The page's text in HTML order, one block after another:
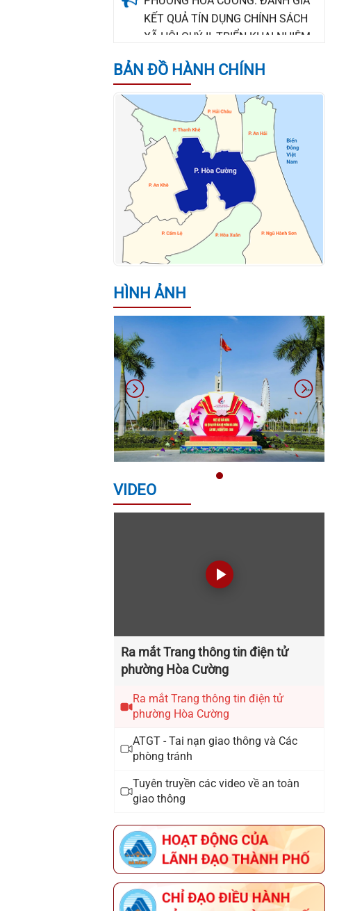
XÃ HỘI QUÝ II, TRIỂN KHAI NHIỆM
VỤ QUÝ III NĂM 2026
Thông báo tuyển dụng lao động
hợp đồng chuyên môn, nghiệp vụ
làm việc tại Trạm Y tế phường Hòa
Cường
UBND PHƯỜNG HÒA CƯỜNG
CÔNG BỐ QUYẾT ĐỊNH BỔ NHIỆM
GIÁM ĐỐC TRUNG TÂM PHỤC VỤ
HÀNH CHÍNH CÔNG
THÔNG BÁO VỀ VIỆC TUYỂN NHÂN
NHIỆM VỤ CÔNG CHỨC TẠI ĐẢNG
ỦY PHƯỜNG HÒA CƯỜNG, THÀNH
PHỐ ĐÀ NẴNG
Quyết định về việc giao kế hoạch
thu, nộp Quỹ Phòng, chống thiên tai
năm 2026
KẾ HOẠCH TỔ CHỨC CUỘC THI
TRÌNH DIỄN LÂN - SƯ - RỒNG HÒA
CƯỜNG - ĐÀ NẴNG MỞ RỘNG NĂM
2026
VÀ ĐÀO TẠO PHƯỜNG NĂM HỌC
2025-2026 CỦA PHƯỜNG HÒA
THÔNG BÁO ĐƯỜNG DÂY NÓNG
PHỤC VỤ DIFF 2026 CỦA UBND
THÀNH PHỐ ĐÀ NẴNG
THÔNG BÁO ĐĂNG KÝ THAM GIA
HỘI CHỢ TRIỂN LÃM HÀNG CÔNG
NGHIỆP NÔNG THÔN – KHƠI
THƯƠNG HIỆU VIỆT NĂM 2026
THÔNG BÁO THỜI GIAN TỔ CHỨC
HỘI NGHỊ KẾT NỐI GIAO THƯƠNG
VÀ TRƯNG BÀY, GIỚI THIỆU SẢN
PHẨM OCOP THÀNH PHỐ ĐÀ
NẴNG
BẢN ĐỒ HÀNH CHÍNH
HÌNH ẢNH
VIDEO
Ra mắt Trang thông tin điện tử
phường Hòa Cường
Ra mắt Trang thông tin điện tử
phường Hòa Cường
ATGT - Tai nạn giao thông và Các
phòng tránh
Tuyên truyền các video về an toàn
giao thông